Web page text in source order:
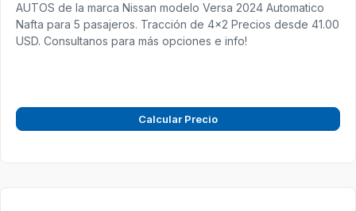
AUTOS de la marca Nissan modelo Versa 2024 Automatico
Nafta para 5 pasajeros. Tracción de 4x2 Precios desde 41.00
USD. Consultanos para más opciones e info!
Calcular Precio